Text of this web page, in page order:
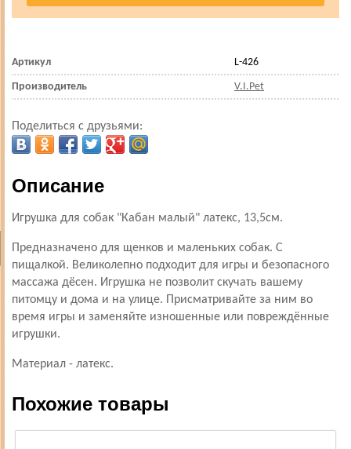
Артикул L-426
Производитель V.I.Pet
Поделиться с друзьями:
Описание
Игрушка для собак "Кабан малый" латекс, 13,5см.
Предназначено для щенков и маленьких собак. С
пищалкой. Великолепно подходит для игры и безопасного
массажа дёсен. Игрушка не позволит скучать вашему
питомцу и дома и на улице. Присматривайте за ним во
время игры и заменяйте изношенные или повреждённые
игрушки.
Материал - латекс.
Похожие товары